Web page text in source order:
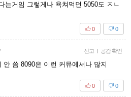
는거임 그렇게나 욕쳐먹던 5050도 ㅈㄴ
0
0
신고 | 공감 확인
씀 8090은 이런 커뮤에서나 많지
0
0